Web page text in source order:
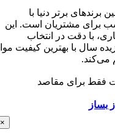
برتر دنیا با
مشتریان است. این
دقت در انتخاب
با بهترین کیفیت مواد
برای مقاصد